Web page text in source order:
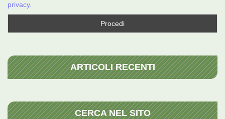
privacy.
ARTICOLI RECENTI
CERCA NEL SITO